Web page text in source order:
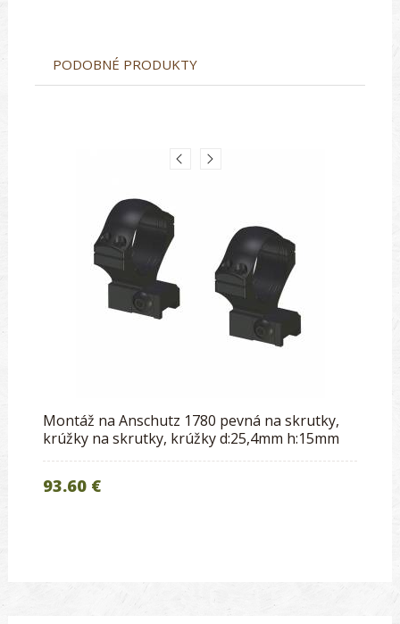
PODOBNÉ PRODUKTY
Montáž na Anschutz 1780 pevná na skrutky,
krúžky na skrutky, krúžky d:25,4mm h:15mm
93.60 €